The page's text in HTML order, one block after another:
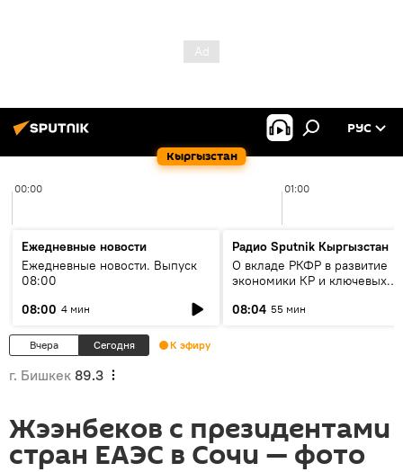
Кыргызстан
РУС
00:00 01:00
Ежедневные новости
Ежедневные новости. Выпуск
08:00
08:00 4 мин
Радио Sputnik Кыргызстан
О вкладе РКФР в развитие
экономики КР и ключевых
08:04 55 мин
Вчера Сегодня К эфиру
г. Бишкек 89.3
Жээнбеков с президентами
стран ЕАЭС в Сочи — фото